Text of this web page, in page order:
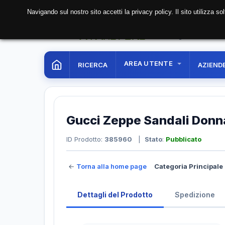
RICERCA AREA UTENTE
Gucci Zeppe Sandali
ID Prodotto: 385960 Stato: Pubblicato
← Torna alla home page Categoria Principale
Dettagli del Prodotto Spedizione
Navigando sul nostro sito accetti la privacy policy. Il sito utilizza